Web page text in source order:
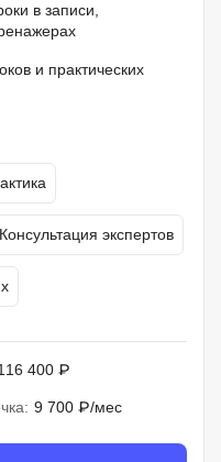
в записи,
и практических
Консультация экспертов
400 ₽
9 700 ₽/мес